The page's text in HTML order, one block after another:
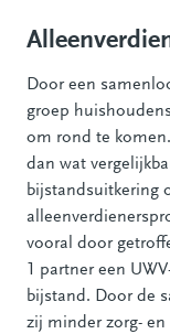
Door een
groep
om rond te
dan wat
bijstandsuitkering
vooral door
1 partner een
bijstand. Door de
zij minder zorg-